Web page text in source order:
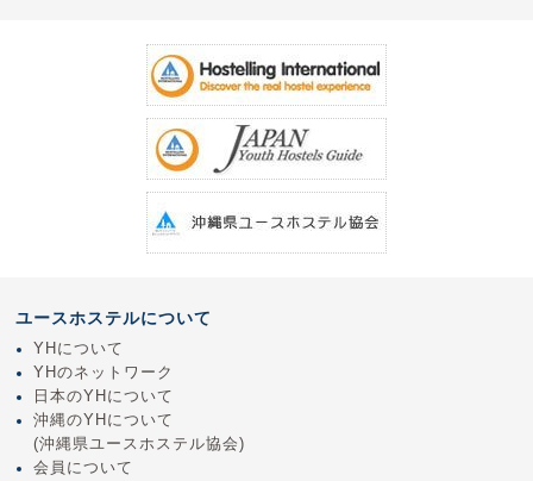
ユースホステルについて
YHについて
YHのネットワーク
日本のYHについて
沖縄のYHについて
(沖縄県ユースホステル協会)
会員について